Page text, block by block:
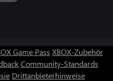
Game Pass XBOX-Zubehör
Community-Standards
Drittanbieterhinweise